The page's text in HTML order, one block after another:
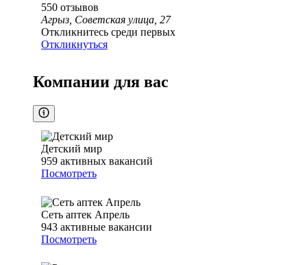
550 отзывов
Агрыз, Советская улица, 27
Откликнитесь среди первых
Откликнуться
Компании для вас
Детский мир
959 активных вакансий
Посмотреть
Сеть аптек Апрель
943 активные вакансии
Посмотреть